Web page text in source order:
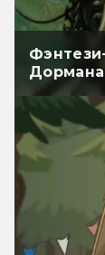
Дормана